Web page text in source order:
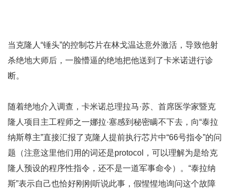
当克隆人“锤头”的控制芯片在林戈温达意外激活，导致他射
杀绝地大师后，一脸懵逼的绝地把他送到了卡米诺进行诊
断。
随着绝地介入调查，卡米诺总理拉马·苏、首席医学家暨克
隆人项目主工程师之一娜拉·塞感到秘密瞒不下去，向“泰拉
纳斯尊主”直接汇报了克隆人提前执行芯片中“66号指令”的问
题（注意这里他们用的词还是protocol，可以理解为是给克
隆人预设的程序性指令，还不是一道军事命令）。“泰拉纳
斯”表示自己也恰好刚刚听说此事，假惺惺地询问这个故障